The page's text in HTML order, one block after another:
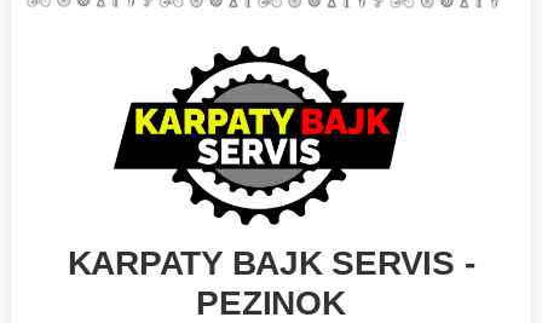
KARPATY BAJK SERVIS -
PEZINOK